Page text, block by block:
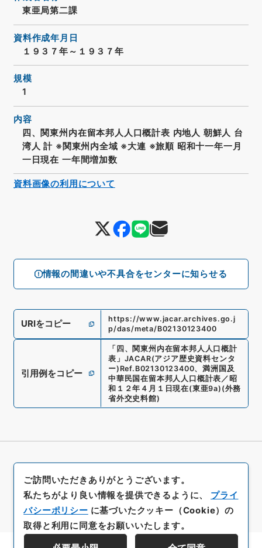
情報の間違いや不具合をセンターに知らせる
東亜局第二課
資料作成年月日
１９３７年～１９３７年
規模
1
内容
四、関東州内在留本邦人人口概計表 内地人 朝鮮人 台
湾人 計 ※関東州内全域 ※大連 ※旅順 昭和十一年一月
一日現在 一年間増加数
URIをコピー
https://www.jacar.archives.go.j
p/das/meta/B02130123400
引用例をコピー
「四、関東州内在留本邦人人口概計
表 」 JACAR(アジア歴史資料センタ
ー) Ref. B02130123400、満洲国及
中華民国在留本邦人人口概計表／昭
和１２年４月１日現在(東亜9a) (外務
省外交史料館)
資料画像の利用について
ご訪問いただきありがとうございます。
私たちがより良い情報を提供できるように、 プライ
バシーポリシー に基づいたクッキー（Cookie）の
取得と利用に同意をお願いいたします。